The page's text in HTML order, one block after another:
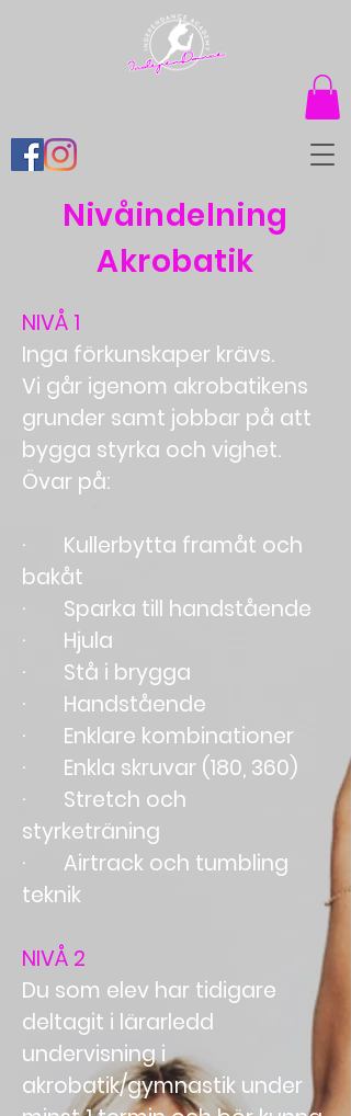
Nivåindelning
Akrobatik
NIVÅ 1
Inga förkunskaper krävs.
Vi går igenom akrobatikens
grunder samt jobbar på att
bygga styrka och vighet.
Övar på:
· Kullerbytta framåt och
bakåt
· Sparka till handstående
· Hjula
· Stå i brygga
· Handstående
· Enklare kombinationer
· Enkla skruvar (180, 360)
· Stretch och
styrketräning
· Airtrack och tumbling
teknik
NIVÅ 2
Du som elev har tidigare
deltagit i lärarledd
undervisning i
akrobatik/gymnastik under